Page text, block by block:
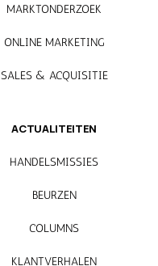
MARKTONDERZOEK
ONLINE MARKETING
SALES & ACQUISITIE
ACTUALITEITEN
HANDELSMISSIES
BEURZEN
COLUMNS
KLANTVERHALEN